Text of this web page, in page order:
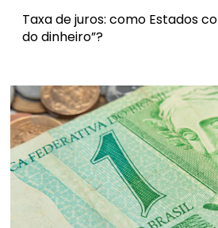
Taxa de juros: como Estados
do dinheiro”?